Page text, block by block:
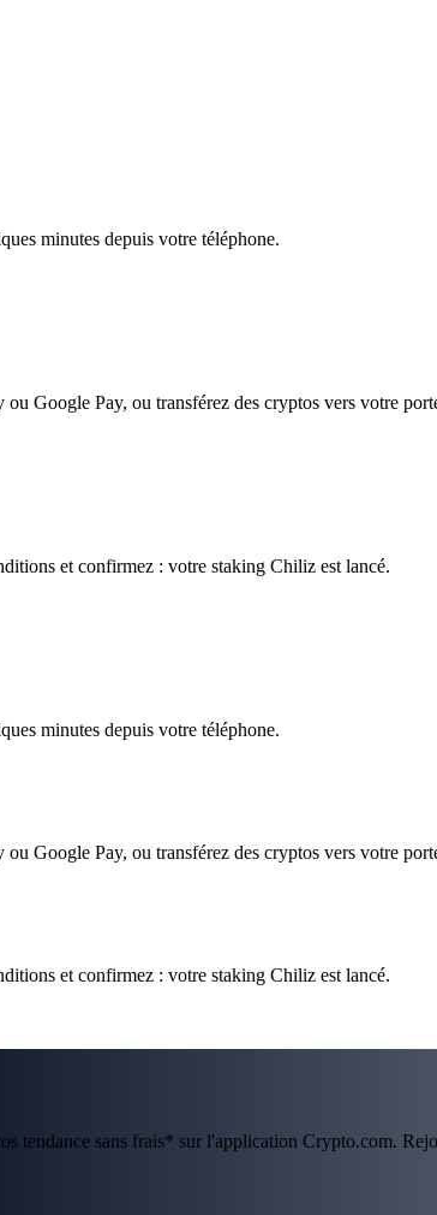
minutes depuis votre téléphone.
Google Pay, ou transférez des cryptos vers votre
et confirmez : votre staking Chiliz est lancé.
minutes depuis votre téléphone.
Google Pay, ou transférez des cryptos vers votre
et confirmez : votre staking Chiliz est lancé.
tendance sans frais* sur l'application Crypto.com.